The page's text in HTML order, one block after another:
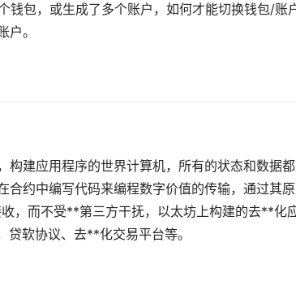
钱包，或生成了多个账户，如何才能切换钱包/
。
构建应用程序的世界计算机，所有的状态和数据
合约中编写代码来编程数字价值的传输，通过其
，而不受**第三方干抚，以太坊上构建的去**化
软协议、去**化交易平台等。